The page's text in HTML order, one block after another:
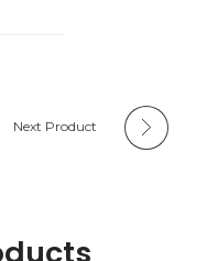
Next Product